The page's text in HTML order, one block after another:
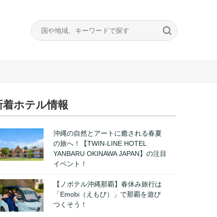
着ホテル情報
沖縄の自然とアートに癒される春夏
の旅へ！【TWIN-LINE HOTEL
YANBARU OKINAWA JAPAN】の注目
イベント！
【ノボテル沖縄那覇】春休み旅行は
「Emobi（えもび）」で那覇を遊び
つくそう！